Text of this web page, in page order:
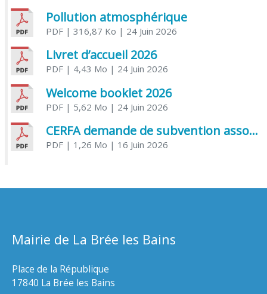
Pollution atmosphérique
PDF| 316,87 Ko | 24 Juin 2026
Livret d’accueil 2026
PDF| 4,43 Mo | 24 Juin 2026
Welcome booklet 2026
PDF| 5,62 Mo | 24 Juin 2026
CERFA demande de subvention association
PDF| 1,26 Mo | 16 Juin 2026
Mairie de La Brée les Bains
Place de la République
17840 La Brée les Bains